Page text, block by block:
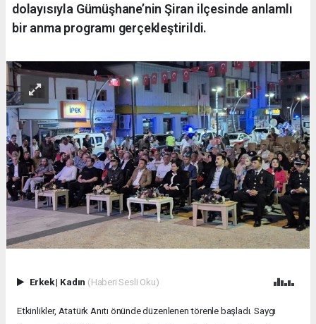
dolayısıyla Gümüşhane’nin Şiran ilçesinde anlamlı
bir anma programı gerçekleştirildi.
Erkek| Kadın (Haberi Sesli Oku)
Etkinlikler, Atatürk Anıtı önünde düzenlenen törenle başladı. Saygı